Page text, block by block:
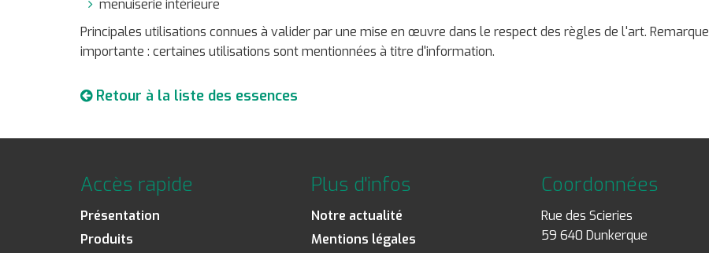
menuiserie intérieure
Principales utilisations connues à valider par une mise en œuvre dans le respect des règles de l'art. Remarque
importante : certaines utilisations sont mentionnées à titre d'information.
Retour à la liste des essences
Accès rapide
Présentation
Produits
Plus d'infos
Notre actualité
Mentions légales
Coordonnées
Rue des Scieries
59 640 Dunkerque